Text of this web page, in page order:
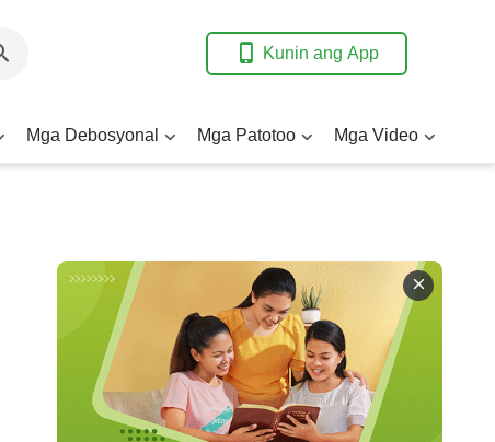
Kunin ang App
Mga Debosyonal Mga Patotoo Mga Video